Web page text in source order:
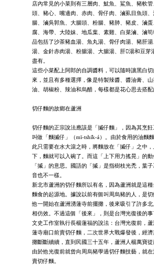
店內常見的小菜則有三層肉、魷魚、鯊魚、豬軟
頭、豬心、嘴邊肉、赤肉、骨仔肉、滷虱目魚頭
腸、滷吳郭魚、大腸頭、粉腸、豬肺、豬皮、滷
腐、海帶、大陸妹、地瓜葉、素雞、白菜滷、滷
品包括了沙茶豬血湯、魚丸湯、骨仔肉湯、豬肝
湯、金針赤肉湯、粉腸湯、大腸湯、肝𦟪湯和豆芽
盡有。
這些小菜配上阿郎的自調醬料，可以隨時讓黑白
來，並且有多種選擇，像是特製辣醬、醬油膏、
油、胡椒粉、辣油和烏醋，每樣都是花心思去搭配
切仔麵的故鄉在蘆洲
切仔麵的正宗說法應該是「摵仔麵」，因為其烹
叫做「麵摵仔」（mī-tshi̍k-á）。由於食用的油麵
此只需要在水大滾之時，將麵放在「摵仔」之中
下，麵就可以入碗了。而這「上下用力搖晃」的
「摵」的意思。國語的「摵」是指樹枝光禿，葉
音也不一樣。
新北市蘆洲的切仔麵所以有名，因為蘆洲就是這
麵食的起源地。據說以前有個叫周烏豬的人，是切
他一開始在蘆洲湧蓮寺前擺攤，後來吸引了許多
相仿效。不過這個「後來」，則是台灣光復後的事
文史工作室執行長楊蓮福的說法：台灣光復前，
蓮寺廟口前賣切仔麵，二次世界大戰爆發後，經
攤斷斷續續，直到民國三十五年，蘆洲人楊萬寶從
由於他光復前就曾向周烏豬學過切仔麵技藝，就
賣切仔麵。